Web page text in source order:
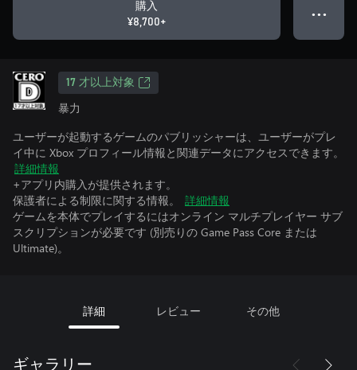
購入
¥8,700+
● ● ●
17 才以上対象
暴力
ユーザーが起動するゲームのパブリッシャーは、ユーザーがプレ
イ中に Xbox プロフィール情報と関連データにアクセスできます。
詳細情報
+アプリ内購入が提供されます。
保護者による制限に関する情報。
詳細情報
ゲームを本体でプレイするにはオンライン マルチプレイヤー サブ
スクリプションが必要です (別売りの Game Pass Core または
Ultimate)。
詳細 レビュー その他
ギャラリー